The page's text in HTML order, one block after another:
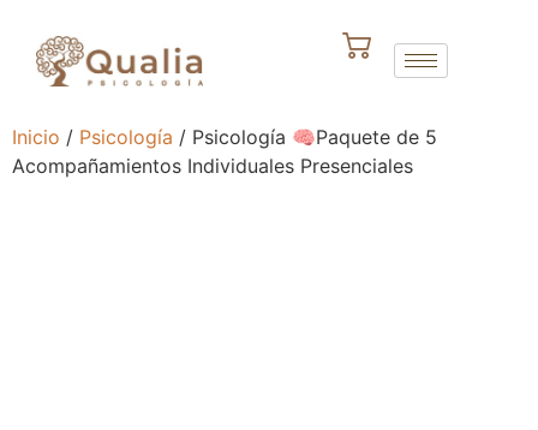
Inicio / Psicología / Psicología 🧠Paquete de 5
Acompañamientos Individuales Presenciales